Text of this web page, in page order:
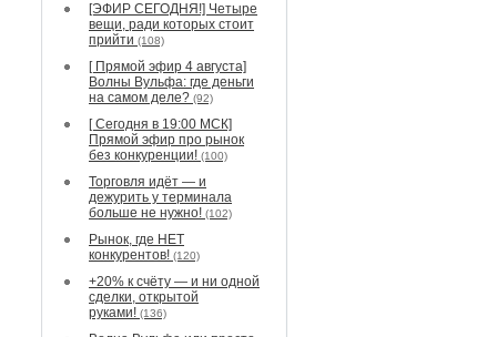
[ЭФИР СЕГОДНЯ!] Четыре
вещи, ради которых стоит
прийти (108)
[ Прямой эфир 4 августа]
Волны Вульфа: где деньги
на самом деле? (92)
[ Сегодня в 19:00 МСК]
Прямой эфир про рынок
без конкуренции! (100)
Торговля идёт — и
дежурить у терминала
больше не нужно! (102)
Рынок, где НЕТ
конкурентов! (120)
+20% к счёту — и ни одной
сделки, открытой
руками! (136)